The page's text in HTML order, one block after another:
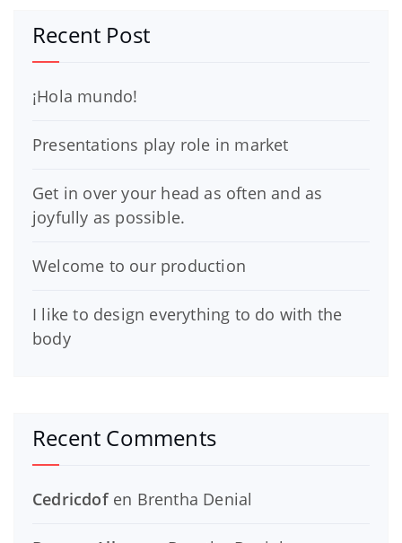
Recent Post
¡Hola mundo!
Presentations play role in market
Get in over your head as often and as
joyfully as possible.
Welcome to our production
I like to design everything to do with the
body
Recent Comments
Cedricdofen Brentha Denial